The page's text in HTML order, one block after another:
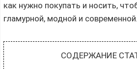
как нужно покупать и носить,
гламурной, модной и современной.
СОДЕРЖАНИЕ